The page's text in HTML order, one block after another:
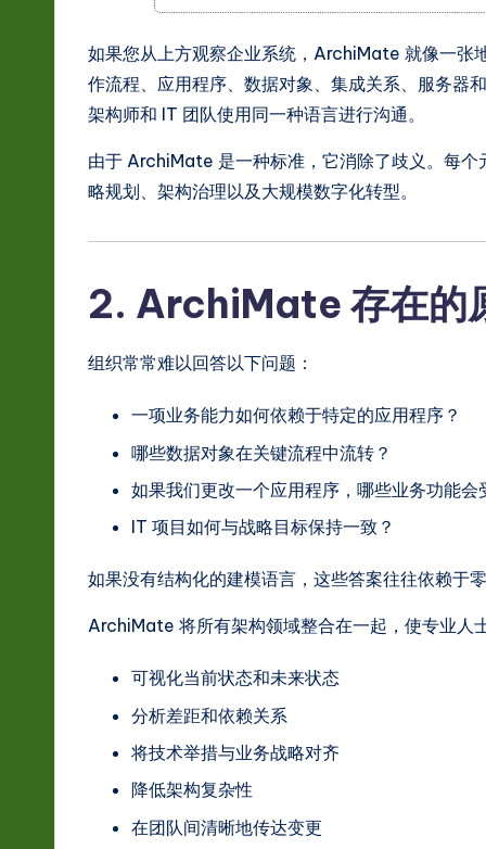
in
A
&
ft
如果您从上方观察企业系统，ArchiMate 就像一张
作流程、应用程序、数据对象、集成关系、服务器
架构师和 IT 团队使用同一种语言进行沟通。
由于 ArchiMate 是一种标准，它消除了歧义。每
略规划、架构治理以及大规模数字化转型。
2. ArchiMate 存在的
组织常常难以回答以下问题：
一项业务能力如何依赖于特定的应用程序？
哪些数据对象在关键流程中流转？
如果我们更改一个应用程序，哪些业务功能会
IT 项目如何与战略目标保持一致？
如果没有结构化的建模语言，这些答案往往依赖于
ArchiMate 将所有架构领域整合在一起，使专业人
可视化当前状态和未来状态
分析差距和依赖关系
将技术举措与业务战略对齐
降低架构复杂性
在团队间清晰地传达变更